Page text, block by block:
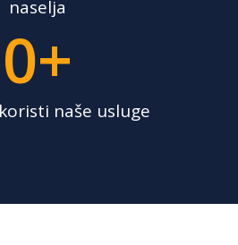
naselja
naše usluge
0+